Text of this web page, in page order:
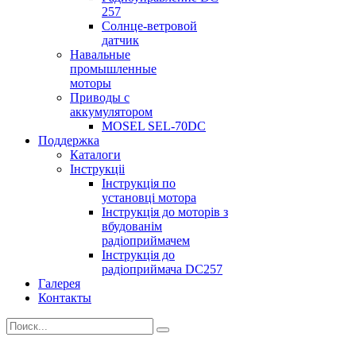
257
Солнце-ветровой
датчик
Навальные
промышленные
моторы
Приводы с
аккумулятором
MOSEL SEL-70DС
Поддержка
Каталоги
Інструкціі
Інструкція по
установці мотора
Інструкція до моторів з
вбудованім
радіоприймачем
Інструкція до
радіоприймача DC257
Галерея
Контакты